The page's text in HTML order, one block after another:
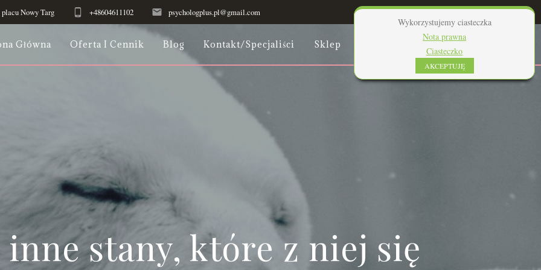
Nowy Targ +48604611102 psychologplus.pl@gmail.com
Główna Oferta I Cennik Blog Kontakt/Specjaliści Sklep Regulaminy I Prywatność
stany, które z niej się
Wykorzystujemy ciasteczka
Nota prawna
Ciasteczko
AKCEPTUJĘ